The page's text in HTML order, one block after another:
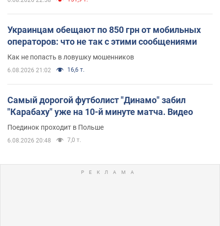
Украинцам обещают по 850 грн от мобильных
операторов: что не так с этими сообщениями
Как не попасть в ловушку мошенников
6.08.2026 21:02 16,6 т.
Самый дорогой футболист "Динамо" забил
"Карабаху" уже на 10-й минуте матча. Видео
Поединок проходит в Польше
6.08.2026 20:48 7,0 т.